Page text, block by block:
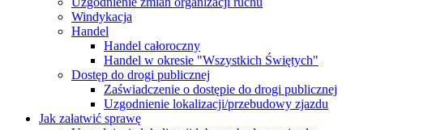
Windykacja
Handel
Handel całoroczny
Handel w okresie "Wszystkich Świętych"
Dostęp do drogi publicznej
Zaświadczenie o dostępie do drogi publicznej
Uzgodnienie lokalizacji/przebudowy zjazdu
Jak załatwić sprawę